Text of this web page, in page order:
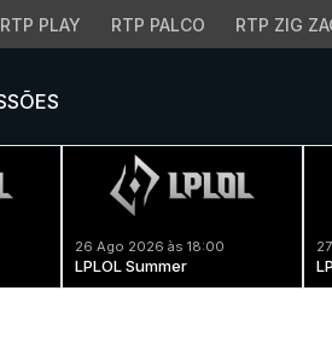
RTP PLAY RTP PALCO RTP ZIG
26 Ago 2026 às 18:00
LPLOL Summer